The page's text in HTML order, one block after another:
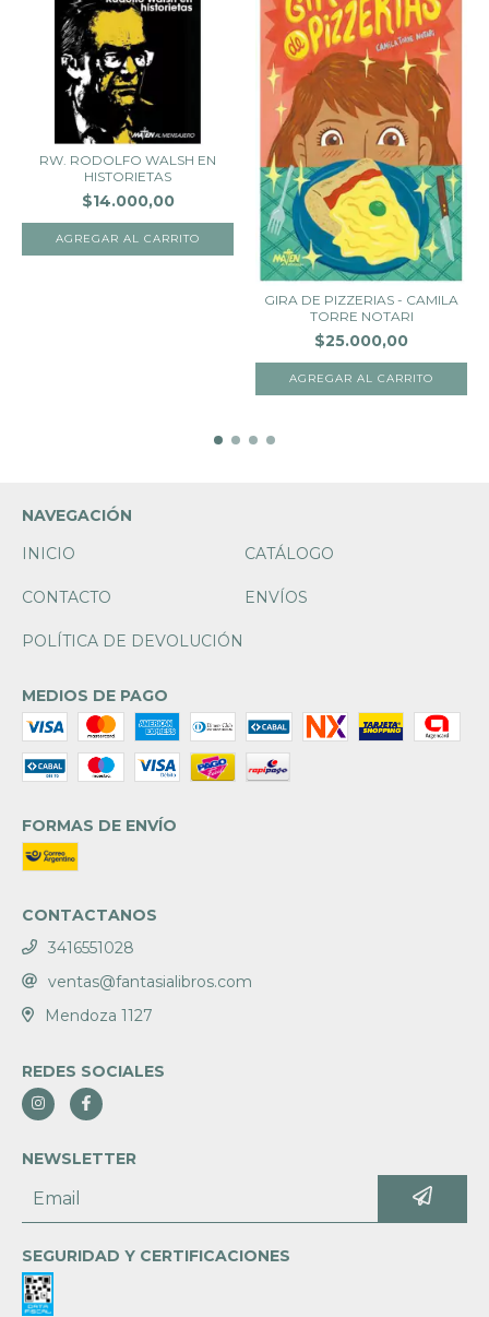
RW. RODOLFO WALSH EN
HISTORIETAS
$14.000,00
GIRA DE PIZZERIAS - CAMILA
TORRE NOTARI
$25.000,00
NAVEGACIÓN
INICIO
CATÁLOGO
CONTACTO ENVÍOS
POLÍTICA DE DEVOLUCIÓN
MEDIOS DE PAGO
FORMAS DE ENVÍO
CONTACTANOS
3416551028
ventas@fantasialibros.com
Mendoza 1127
REDES SOCIALES
NEWSLETTER
SEGURIDAD Y CERTIFICACIONES